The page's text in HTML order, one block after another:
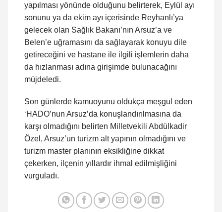
yapılması yönünde olduğunu belirterek, Eylül ayı
sonunu ya da ekim ayı içerisinde Reyhanlı’ya
gelecek olan Sağlık Bakanı’nın Arsuz’a ve
Belen’e uğramasını da sağlayarak konuyu dile
getireceğini ve hastane ile ilgili işlemlerin daha
da hızlanması adına girişimde bulunacağını
müjdeledi.
Son günlerde kamuoyunu oldukça meşgul eden
‘HADO’nun Arsuz’da konuşlandırılmasına da
karşı olmadığını belirten Milletvekili Abdülkadir
Özel, Arsuz’un turizm alt yapının olmadığını ve
turizm master planının eksikliğine dikkat
çekerken, ilçenin yıllardır ihmal edilmişliğini
vurguladı.